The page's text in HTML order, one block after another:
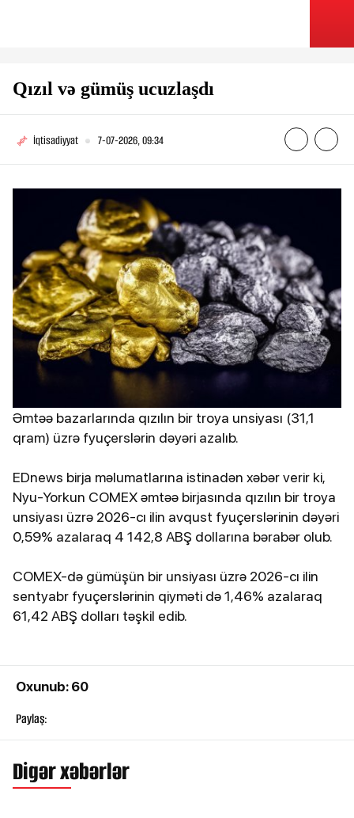
Qızıl və gümüş ucuzlaşdı
İqtisadiyyat 7-07-2026, 09:34
Əmtəə bazarlarında qızılın bir troya unsiyası (31,1
qram) üzrə fyuçerslərin dəyəri azalıb.
EDnews birja məlumatlarına istinadən xəbər verir ki,
Nyu-Yorkun COMEX əmtəə birjasında qızılın bir troya
unsiyası üzrə 2026-cı ilin avqust fyuçerslərinin dəyəri
0,59% azalaraq 4 142,8 ABŞ dollarına bərabər olub.
COMEX-də gümüşün bir unsiyası üzrə 2026-cı ilin
sentyabr fyuçerslərinin qiyməti də 1,46% azalaraq
61,42 ABŞ dolları təşkil edib.
Oxunub: 60
Paylaş:
Digər xəbərlər